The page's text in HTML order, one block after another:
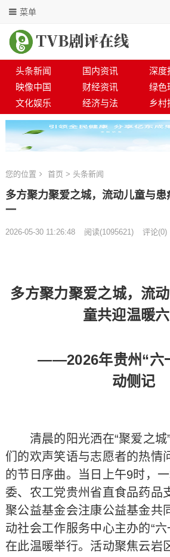
菜单
头条新闻 国内资讯 深度
映像中国
财经资讯 绿色
文化娱乐
经济与法 乡村
您的位置 首页 > 头条新闻
多方聚力聚爱之城，流动儿童与
一
2026-05-30 11:26:48 阅读(1095621) 评论(0)
多方聚力聚爱之城，流
童共迎温暖
——2026年贵州“六
动侧记
清晨的阳光洒在“聚爱之城
们的欢声笑语与志愿者的热情
的节日序曲。当日上午9时，
委、农工党贵州省直食品药品
聚公益基金会注康公益基金共
动社会工作服务中心主办的“
在此温暖举行。活动聚焦云岩